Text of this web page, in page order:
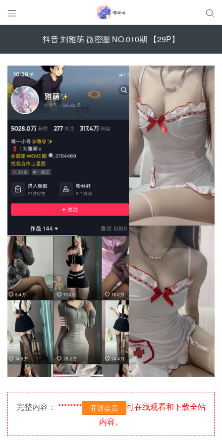
 
抖音 刘雅萌 微密圈 NO.010期 【29P】
完整内容： ******** 开通会员
可在线观看和下载全站
内容。